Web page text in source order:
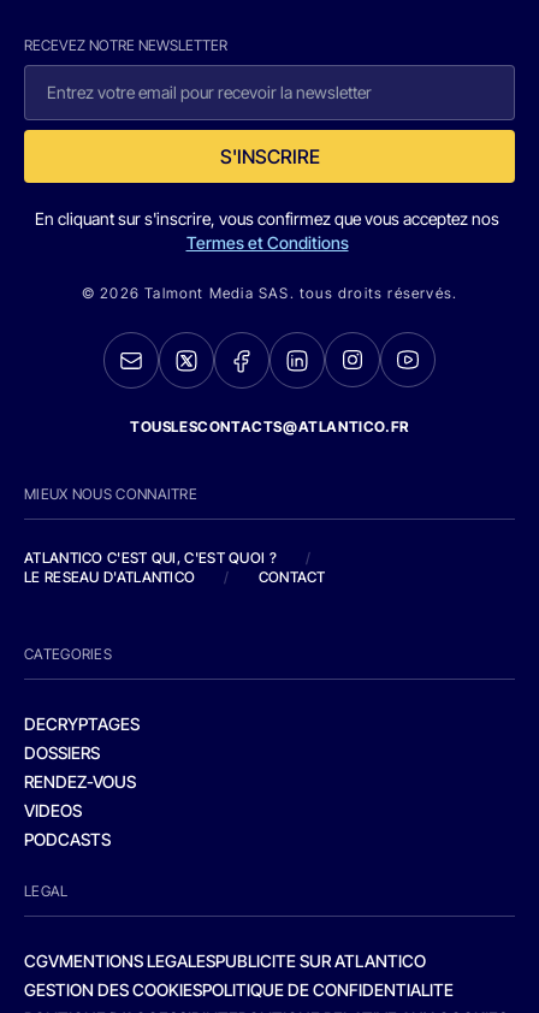
RECEVEZ NOTRE NEWSLETTER
S'INSCRIRE
En cliquant sur s'inscrire, vous confirmez que vous acceptez nos
Termes et Conditions
© 2026 Talmont Media SAS. tous droits réservés.
TOUSLESCONTACTS@ATLANTICO.FR
MIEUX NOUS CONNAITRE
ATLANTICO C'EST QUI, C'EST QUOI ?
/
LE RESEAU D'ATLANTICO
/ CONTACT
CATEGORIES
DECRYPTAGES
DOSSIERS
RENDEZ-VOUS
VIDEOS
PODCASTS
LEGAL
CGVMENTIONS LEGALESPUBLICITE SUR ATLANTICO
GESTION DES COOKIESPOLITIQUE DE CONFIDENTIALITE